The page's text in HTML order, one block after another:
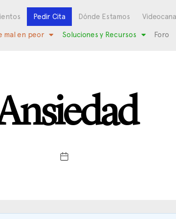
Pedir Cita Dónde Estamos
mal en peor Soluciones y Recursos Foro